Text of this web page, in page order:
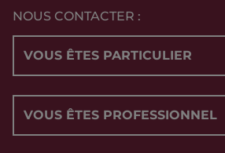
NOUS CONTACTER :
VOUS ÊTES PARTICULIER
VOUS ÊTES PROFESSIONNEL